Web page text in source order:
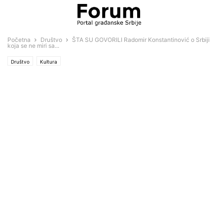
Početna Društvo
ŠTA SU GOVORILI Radomir Konstantinović o Srbiji
koja se ne miri sa...
Društvo Kultura